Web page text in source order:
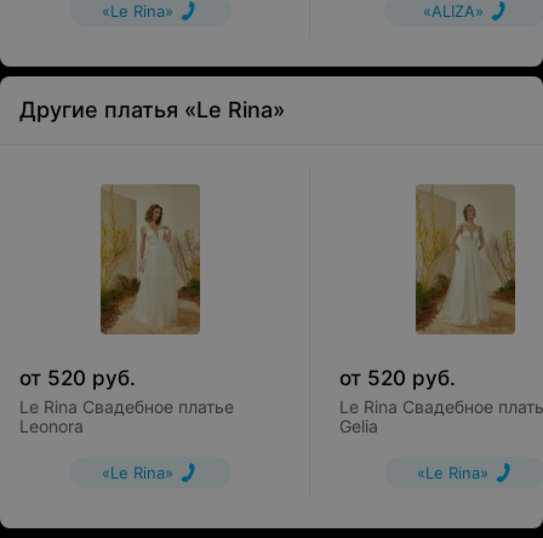
«Le Rina» «ALIZA»
Другие платья «Le Rina»
от 520 руб.
Le Rina Свадебное платье
Leonora
«Le Rina»
от 520 руб.
Le Rina Свадебное
Gelia
«Le Rina»